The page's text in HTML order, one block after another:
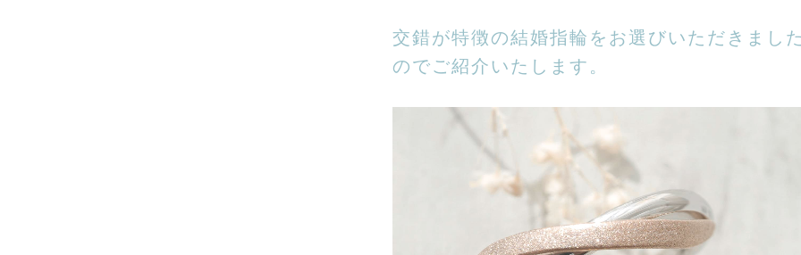
交錯が特徴の結婚指輪をお選びいただきまし
のでご紹介いたします。